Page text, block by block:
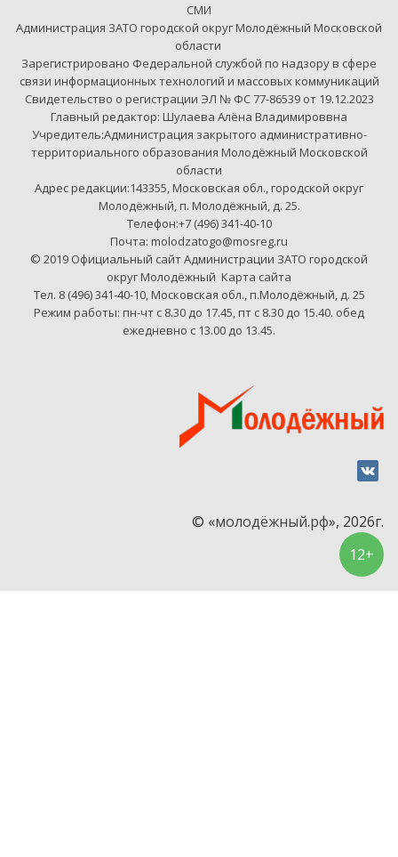
СМИ
Администрация ЗАТО городской округ Молодёжный Московской
области
Зарегистрировано Федеральной службой по надзору в сфере
связи информационных технологий и массовых коммуникаций
Свидетельство о регистрации ЭЛ № ФС 77-86539 от 19.12.2023
Главный редактор: Шулаева Алёна Владимироввна
Учредитель:Администрация закрытого административно-
территориального образования Молодёжный Московской
области
Адрес редакции:143355, Московская обл., городской округ
Молодёжный, п. Молодёжный, д. 25.
Телефон:+7 (496) 341-40-10
Почта: molodzatogo@mosreg.ru
© 2019 Официальный сайт Администрации ЗАТО городской
округ Молодёжный Карта сайта
Тел. 8 (496) 341-40-10, Московская обл., п.Молодёжный, д. 25
Режим работы: пн-чт с 8.30 до 17.45, пт с 8.30 до 15.40. обед
ежедневно с 13.00 до 13.45.
© «молодёжный.рф», 2026г.
12+